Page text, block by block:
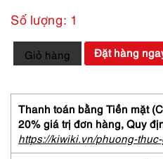
Số lượng: 1
1222-
Sandal
Size
35-
GINZA
KANEMATSU
strap
Giỏ hàng Đặt hàng
Thanh toán bằng Tiền mặt
20% giá trị đơn hàng, Quy
https://kiwiki.vn/phuong-